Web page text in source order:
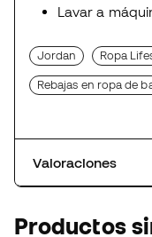
Lavar a
Jordan Ropa
Rebajas en ropa de
Valoraciones
Productos